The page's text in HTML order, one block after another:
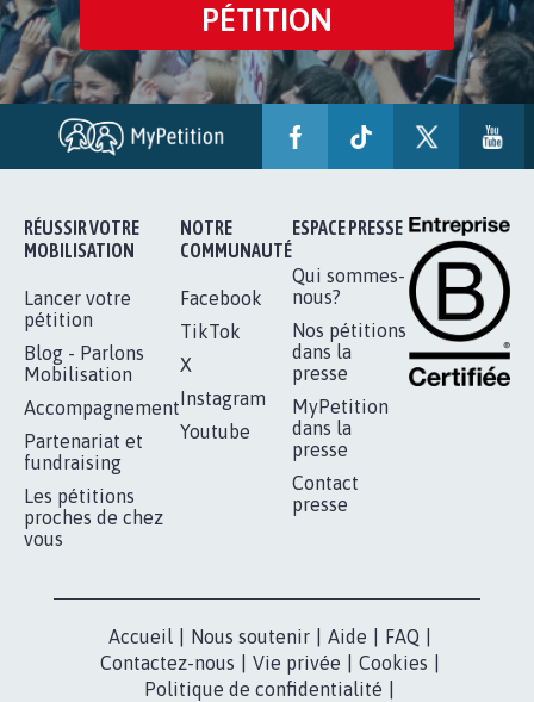
PÉTITION
RÉUSSIR VOTRE
MOBILISATION
Lancer votre
pétition
Blog - Parlons
Mobilisation
Accompagnement
Partenariat et
fundraising
Les pétitions
proches de chez
vous
NOTRE
COMMUNAUTÉ
Facebook
TikTok
X
Instagram
Youtube
ESPACE PRESSE
Qui sommes-
nous?
Nos pétitions
dans la
presse
MyPetition
dans la
presse
Contact
presse
Accueil Nous soutenir Aide FAQ
Contactez-nous
Vie privée Cookies
Politique de confidentialité